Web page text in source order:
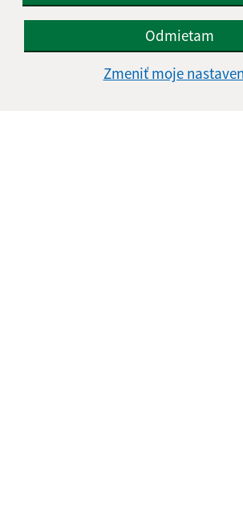
Odmietam
Zmeniť moje